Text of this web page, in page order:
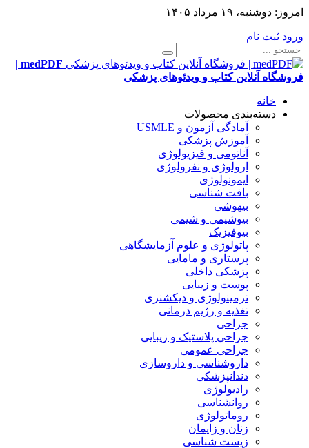
امروز: دوشنبه، ۱۹ مرداد ۱۴۰۵
ورود ثبت نام
medPDF |
فروشگاه آنلاین کتاب و ویدئوهای پزشکی
خانه
دسته‌بندی محصولات
آمادگی آزمون و USMLE
آموزش پزشکی
آناتومی و فیزیولوژی
ارولوژی و نفرولوژی
ایمونولوژی
بافت شناسی
بیهوشی
بیوشیمی و شیمی
بیوفیزیک
پاتولوژی و علوم آزمایشگاهی
پرستاری و مامایی
پزشکی داخلی
پوست و زیبایی
ترمینولوژی و دیکشنری
تغذیه و رژیم درمانی
جراحی
جراحی پلاستیک و زیبایی
جراحی عمومی
داروشناسی و داروسازی
دندانپزشکی
رادیولوژی
روانشناسی
روماتولوژی
زنان و زایمان
زیست شناسی